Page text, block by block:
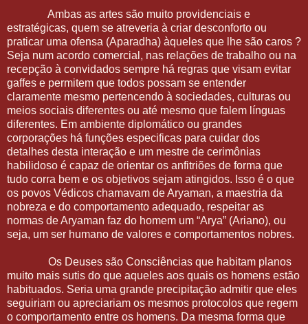
Ambas as artes são muito providenciais e
estratégicas, quem se atreveria à criar desconforto ou
praticar uma ofensa (Aparadha) àqueles que lhe são caros ?
Seja num acordo comercial, nas relações de trabalho ou na
recepção à convidados sempre há regras que visam evitar
gaffes e permitem que todos possam se entender
claramente mesmo pertencendo à sociedades, culturas ou
meios sociais diferentes ou até mesmo que falem línguas
diferentes. Em ambiente diplomático ou grandes
corporações há funções especificas para cuidar dos
detalhes desta interação e um mestre de cerimônias
habilidoso é capaz de orientar os anfitriões de forma que
tudo corra bem e os objetivos sejam atingidos. Isso é o que
os povos Védicos chamavam de Aryaman, a maestria da
nobreza e do comportamento adequado, respeitar as
normas de Aryaman faz do homem um “Arya” (Ariano), ou
seja, um ser humano de valores e comportamentos nobres.
Os Deuses são Consciências que habitam planos
muito mais sutis do que aqueles aos quais os homens estão
habituados. Seria uma grande precipitação admitir que eles
seguiriam ou apreciariam os mesmos protocolos que regem
o comportamento entre os homens. Da mesma forma que